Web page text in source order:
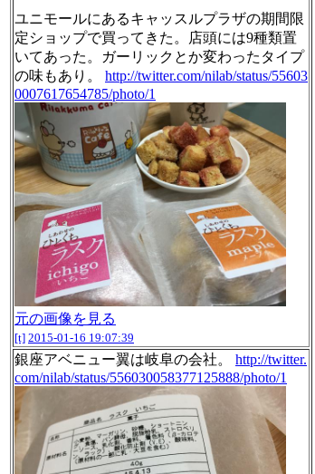
ユニモールにあるキャッスルプラザの期間限
定ショップで買ってきた。店頭には9種類置
いてあった。ガーリックとか変わったタイプ
の味もあり。 http://twitter.com/nilab/status/55603
0007617654785/photo/1
元の画像を見る
[t] 2015-01-16 19:07:39
銀座アベニュー翼は岐阜の会社。 http://twitter.
com/nilab/status/556030058377125888/photo/1